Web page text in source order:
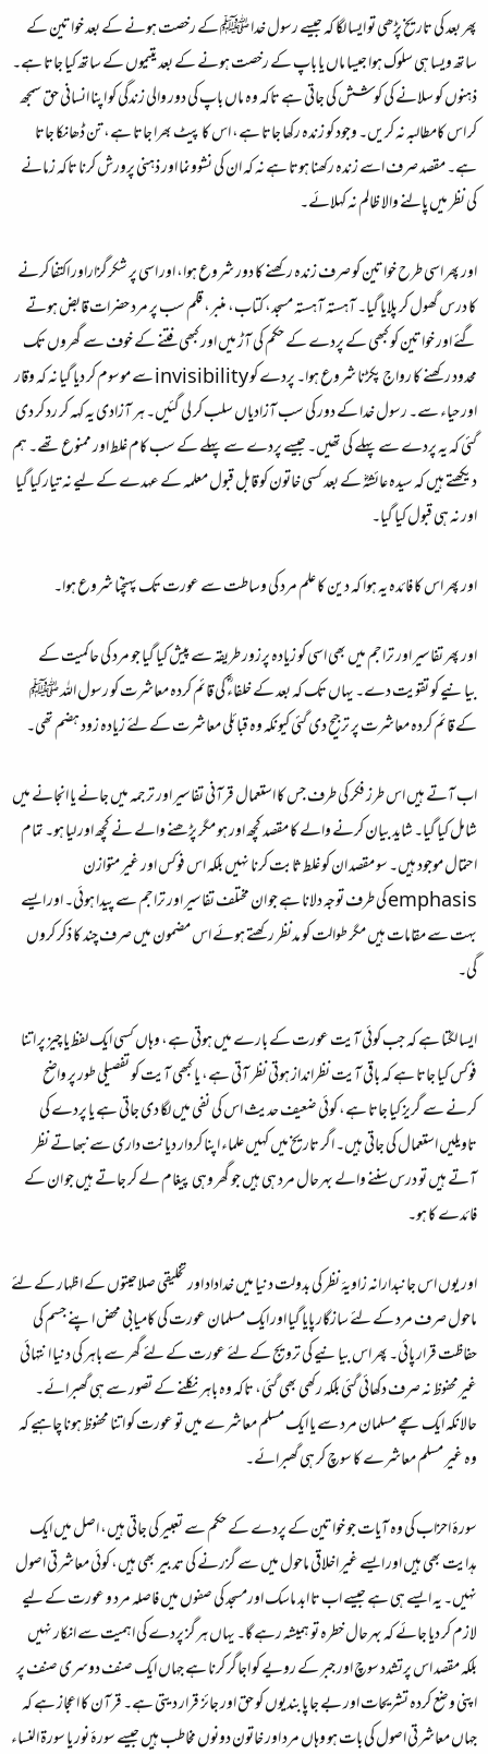
پھر بعد کی تاریخ پڑھی تو ایسا لگا کہ جیسے رسول خدا ﷺ کے رخصت ہونے کے بعد خواتین کے
ساتھ ویسا ہی سلوک ہوا جیسا ماں یا باپ کے رخصت ہونے کے بعد یتیموں کے ساتھ کیا جاتا ہے۔
ذہنوں کو سلانے کی کوشش کی جاتی ہے تاکہ وہ ماں باپ کی دور والی زندگی کو اپنا انسانی حق سمجھ
کر اس کامطالبہ نہ کریں۔ وجود کو زندہ رکھا جاتا ہے، اس کا پیٹ بھرا جاتا ہے، تن ڈھانکا جاتا
ہے۔ مقصد صرف اسے زندہ رکھنا ہوتا ہے نہ کہ ان کی نشوونما اور ذہنی پرورش کرنا تاکہ زمانے
کی نظر میں پالنے والا ظالم نہ کہلائے۔
اور پھر اسی طرح خواتین کو صرف زندہ رکھنے کا دور شروع ہوا، اور اسی پر شکرگزاراور اکتفا کرنے
کا درس گھول کر پلایا گیا۔ آہستہ آہستہ مسجد، کتاب، منبر، قلم سب پر مرد حضرات قابض ہوتے
گئے اور خواتین کو کبھی کے پردے کے حکم کی آڑ میں اور کبھی فتنے کے خوف سے گھروں تک
محدود رکھنے کا رواج پکڑنا شروع ہوا۔ پردے کو invisibility سے موسوم کر دیا گیا نہ کہ وقار
اور حیاء سے۔ رسول خدا کے دور کی سب آزادیاں سلب کر لی گئیں۔ ہر آزادی یہ کہہ کر رد کر دی
گئی کہ یہ پردے سے پہلے کی تھیں۔ جیسے پردے سے پہلے کے سب کام غلط اور ممنوع تھے۔ ہم
دیکھتے ہیں کہ سیدہ عائشہؓ کے بعد کسی خاتون کو قابل قبول معلمہ کے عہدے کے لیے نہ تیار کیا گیا
اور نہ ہی قبول کیا گیا۔
اور پھر اس کا فائدہ یہ ہوا کہ دین کا علم مرد کی وساطت سے عورت تک پہنچنا شروع ہوا۔
اور پھر تفاسیر اور تراجم میں بھی اسی کو زیادہ پرزور طریقہ سے پیش کیا گیا جو مرد کی حاکمیت کے
بیانیے کو تقویت دے۔ یہاں تک کہ بعد کے خلفاءؓ کی قائم کردہ معاشرت کو رسول اللہ ﷺ
کے قائم کردہ معاشرت پر ترجیح دی گئی کیونکہ وہ قبائلی معاشرت کے لئے زیادہ زود ہضم تھی۔
اب آتے ہیں اس طرز فکر کی طرف جس کا استعمال قرآنی تفاسیر اور ترجمہ میں جانے یا انجانے میں
شامل کیا گیا۔ شاید بیان کرنے والے کا مقصد کچھ اور ہو مگر پڑھنے والے نے کچھ اور لیا ہو۔ تمام
احتمال موجود ہیں۔ سو مقصد ان کو غلط ثابت کرنا نہیں بلکہ اس فوکس اور غیر متوازن
emphasis کی طرف توجہ دلانا ہے جو ان مختلف تفاسیر اور تراجم سے پیدا ہوئی۔ اور ایسے
بہت سے مقامات ہیں مگر طوالت کو مدنظر رکھتے ہوئے اس مضمون میں صرف چند کا ذکر کروں
گی۔
ایسا لگتا ہے کہ جب کوئی آیت عورت کے بارے میں ہوتی ہے، وہاں کسی ایک لفظ یا چیز پر اتنا
فوکس کیا جاتا ہے کہ باقی آیت نظرانداز ہوتی نظر آتی ہے، یا کبھی آیت کو تفصیلی طور پر واضح
کرنے سے گریز کیا جاتا ہے، کوئی ضعیف حدیث اس کی نفی میں لگا دی جاتی ہے یا پردے کی
تاویلیں استعمال کی جاتی ہیں۔ اگر تاریخ میں کہیں علماء اپنا کردار دیانت داری سے نبھاتے نظر
آتے ہیں تو درس سننے والے بہرحال مرد ہی ہیں جو گھر وہی پیغام لے کر جاتے ہیں جو ان کے
فائدے کا ہو۔
اور یوں اس جانبدارانہ زاویۂ نظر کی بدولت دنیا میں خداداد اور تخلیقی صلاحیتوں کے اظہار کے لئے
ماحول صرف مرد کے لئے سازگار پایا گیا اور ایک مسلمان عورت کی کامیابی محض اپنے جسم کی
حفاظت قرار پائی۔ پھر اس بیانیے کی ترویج کے لئے عورت کے لئے گھر سے باہر کی دنیا انتہائی
غیرمحفوظ نہ صرف دکھائی گئی بلکہ رکھی بھی گئی، تاکہ وہ باہر نکلنے کے تصور سے ہی گھبرائے۔
حالانکہ ایک سچے مسلمان مرد سے یا ایک مسلم معاشرے میں تو عورت کو اتنا محفوظ ہونا چاہیے کہ
وہ غیر مسلم معاشرے کا سوچ کر ہی گھبرائے۔
سورۂ احزاب کی وہ آیات جو خواتین کے پردے کے حکم سے تعبیر کی جاتی ہیں، اصل میں ایک
ہدایت بھی ہیں اور ایسے غیر اخلاقی ماحول میں سے گزرنے کی تدبیر بھی ہیں، کوئی معاشرتی اصول
نہیں۔ یہ ایسے ہی ہے جیسے اب تا ابد ماسک اورمسجد کی صفوں میں فاصلہ مرد و عورت کے لیے
لازم کر دیا جائے کہ بہرحال خطرہ تو ہمیشہ رہے گا۔ یہاں ہرگز پردے کی اہمیت سے انکار نہیں
بلکہ مقصد اس پرتشدد سوچ اور جبر کے رویے کو اجاگر کرنا ہے جہاں ایک صنف دوسری صنف پر
اپنی وضع کردہ تشریحات اور بے جا پابندیوں کو حق اور جائز قرار دیتی ہے۔ قرآن کا اعجاز ہے کہ
جہاں معاشرتی اصول کی بات ہو وہاں مرد اور خاتون دونوں مخاطب ہیں جیسے سورۂ نور یا سورۃ النساء